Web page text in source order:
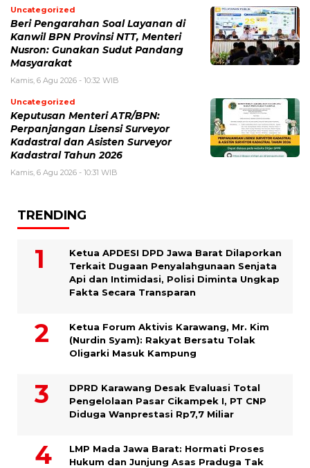
Uncategorized
Beri Pengarahan Soal Layanan di
Kanwil BPN Provinsi NTT, Menteri
Nusron: Gunakan Sudut Pandang
Masyarakat
Kamis, 6 Agu 2026 - 10:32 WIB
Uncategorized
Keputusan Menteri ATR/BPN:
Perpanjangan Lisensi Surveyor
Kadastral dan Asisten Surveyor
Kadastral Tahun 2026
Kamis, 6 Agu 2026 - 10:31 WIB
TRENDING
Ketua APDESI DPD Jawa Barat Dilaporkan
Terkait Dugaan Penyalahgunaan Senjata
Api dan Intimidasi, Polisi Diminta Ungkap
Fakta Secara Transparan
Ketua Forum Aktivis Karawang, Mr. Kim
(Nurdin Syam): Rakyat Bersatu Tolak
Oligarki Masuk Kampung
DPRD Karawang Desak Evaluasi Total
Pengelolaan Pasar Cikampek I, PT CNP
Diduga Wanprestasi Rp7,7 Miliar
LMP Mada Jawa Barat: Hormati Proses
Hukum dan Junjung Asas Praduga Tak